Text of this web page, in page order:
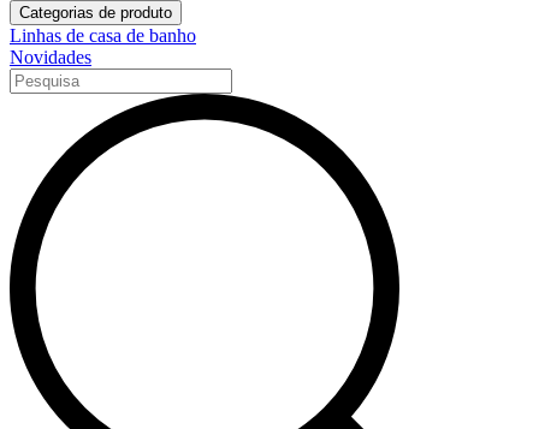
Categorias de produto
Linhas de casa de banho
Novidades